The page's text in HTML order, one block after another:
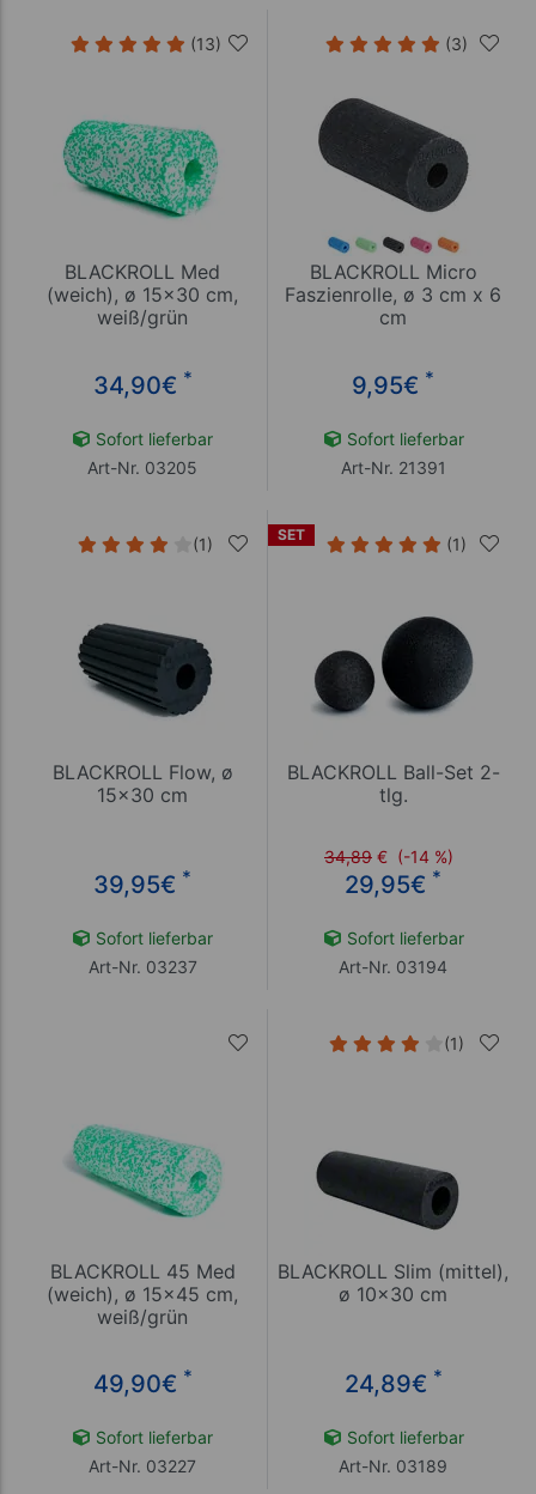
(13)
BLACKROLL Med
(weich), ø 15x30 cm,
weiß/grün
34,90€ *
Sofort lieferbar
Art-Nr. 03205
(3)
BLACKROLL Micro
Faszienrolle, ø 3 cm x 6
cm
9,95€ *
Sofort lieferbar
Art-Nr. 21391
(1)
BLACKROLL Flow, ø
15x30 cm
39,95€ *
Sofort lieferbar
Art-Nr. 03237
SET (1)
BLACKROLL Ball-Set 2-
tlg.
34,89 € (-14 %)
29,95€ *
Sofort lieferbar
Art-Nr. 03194
BLACKROLL 45 Med
(weich), ø 15x45 cm,
weiß/grün
49,90€ *
Sofort lieferbar
Art-Nr. 03227
(1)
BLACKROLL Slim (mittel),
ø 10x30 cm
24,89€ *
Sofort lieferbar
Art-Nr. 03189